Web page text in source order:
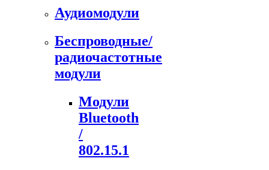
Аудиомодули
Беспроводные/
радиочастотные
модули
Модули
Bluetooth
/
802.15.1